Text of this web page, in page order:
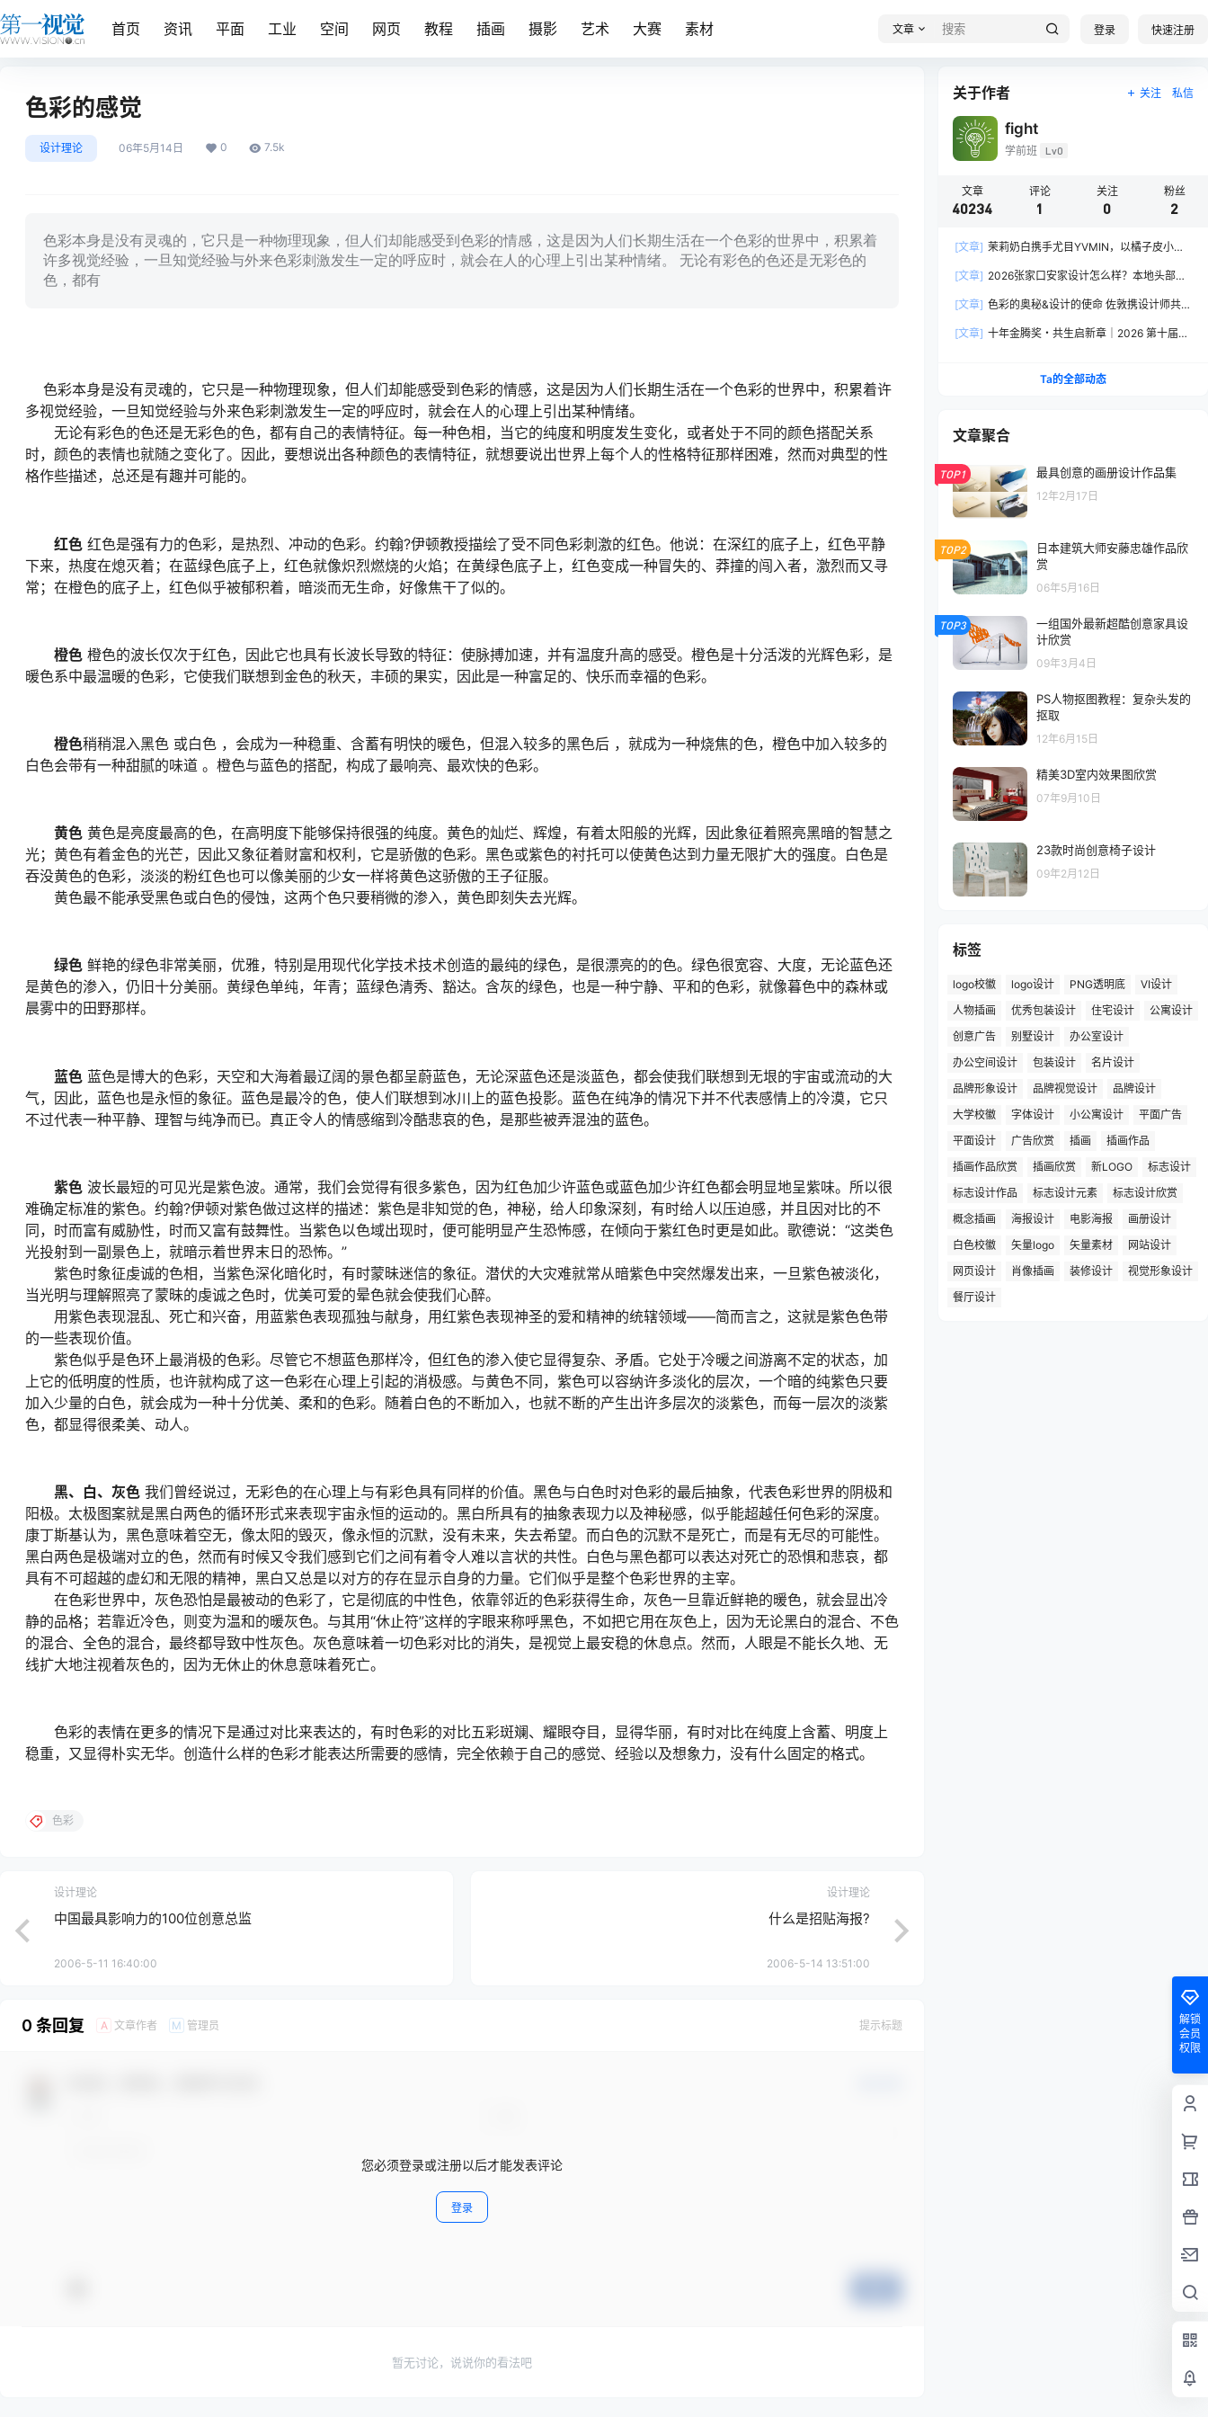
首页 资讯 平面 工业 空间 网页 教程 插画 摄影 艺术 大赛 素材 文章 登录 快速注册
色彩的感觉
设计理论 06年5月14日 0 7.5k
色彩本身是没有灵魂的，它只是一种物理现象，但人们却能感受到色彩的情感，这是因为人们长期生活在一个色彩的世界中，积累着
许多视觉经验，一旦知觉经验与外来色彩刺激发生一定的呼应时，就会在人的心理上引出某种情绪。 无论有彩色的色还是无彩色的
色，都有
色彩本身是没有灵魂的，它只是一种物理现象，但人们却能感受到色彩的情感，这是因为人们长期生活在一个色彩的世界中，积累着许
多视觉经验，一旦知觉经验与外来色彩刺激发生一定的呼应时，就会在人的心理上引出某种情绪。
无论有彩色的色还是无彩色的色，都有自己的表情特征。每一种色相，当它的纯度和明度发生变化，或者处于不同的颜色搭配关系
时，颜色的表情也就随之变化了。因此，要想说出各种颜色的表情特征，就想要说出世界上每个人的性格特征那样困难，然而对典型的性
格作些描述，总还是有趣并可能的。
红色 红色是强有力的色彩，是热烈、冲动的色彩。约翰?伊顿教授描绘了受不同色彩刺激的红色。他说：在深红的底子上，红色平静
下来，热度在熄灭着；在蓝绿色底子上，红色就像炽烈燃烧的火焰；在黄绿色底子上，红色变成一种冒失的、莽撞的闯入者，激烈而又寻
常；在橙色的底子上，红色似乎被郁积着，暗淡而无生命，好像焦干了似的。
橙色 橙色的波长仅次于红色，因此它也具有长波长导致的特征：使脉搏加速，并有温度升高的感受。橙色是十分活泼的光辉色彩，是
暖色系中最温暖的色彩，它使我们联想到金色的秋天，丰硕的果实，因此是一种富足的、快乐而幸福的色彩。
橙色稍稍混入黑色 或白色 ，会成为一种稳重、含蓄有明快的暖色，但混入较多的黑色后 ，就成为一种烧焦的色，橙色中加入较多的
白色会带有一种甜腻的味道 。橙色与蓝色的搭配，构成了最响亮、最欢快的色彩。
黄色 黄色是亮度最高的色，在高明度下能够保持很强的纯度。黄色的灿烂、辉煌，有着太阳般的光辉，因此象征着照亮黑暗的智慧之
光；黄色有着金色的光芒，因此又象征着财富和权利，它是骄傲的色彩。黑色或紫色的衬托可以使黄色达到力量无限扩大的强度。白色是
吞没黄色的色彩，淡淡的粉红色也可以像美丽的少女一样将黄色这骄傲的王子征服。
黄色最不能承受黑色或白色的侵蚀，这两个色只要稍微的渗入，黄色即刻失去光辉。
绿色 鲜艳的绿色非常美丽，优雅，特别是用现代化学技术技术创造的最纯的绿色，是很漂亮的的色。绿色很宽容、大度，无论蓝色还
是黄色的渗入，仍旧十分美丽。黄绿色单纯，年青；蓝绿色清秀、豁达。含灰的绿色，也是一种宁静、平和的色彩，就像暮色中的森林或
晨雾中的田野那样。
蓝色 蓝色是博大的色彩，天空和大海着最辽阔的景色都呈蔚蓝色，无论深蓝色还是淡蓝色，都会使我们联想到无垠的宇宙或流动的大
气，因此，蓝色也是永恒的象征。蓝色是最冷的色，使人们联想到冰川上的蓝色投影。蓝色在纯净的情况下并不代表感情上的冷漠，它只
不过代表一种平静、理智与纯净而已。真正令人的情感缩到冷酷悲哀的色，是那些被弄混浊的蓝色。
紫色 波长最短的可见光是紫色波。通常，我们会觉得有很多紫色，因为红色加少许蓝色或蓝色加少许红色都会明显地呈紫味。所以很
难确定标准的紫色。约翰?伊顿对紫色做过这样的描述：紫色是非知觉的色，神秘，给人印象深刻，有时给人以压迫感，并且因对比的不
同，时而富有威胁性，时而又富有鼓舞性。当紫色以色域出现时，便可能明显产生恐怖感，在倾向于紫红色时更是如此。歌德说：“这类色
光投射到一副景色上，就暗示着世界末日的恐怖。”
紫色时象征虔诚的色相，当紫色深化暗化时，有时蒙昧迷信的象征。潜伏的大灾难就常从暗紫色中突然爆发出来，一旦紫色被淡化，
当光明与理解照亮了蒙昧的虔诚之色时，优美可爱的晕色就会使我们心醉。
用紫色表现混乱、死亡和兴奋，用蓝紫色表现孤独与献身，用红紫色表现神圣的爱和精神的统辖领域――简而言之，这就是紫色色带
的一些表现价值。
紫色似乎是色环上最消极的色彩。尽管它不想蓝色那样冷，但红色的渗入使它显得复杂、矛盾。它处于冷暖之间游离不定的状态，加
上它的低明度的性质，也许就构成了这一色彩在心理上引起的消极感。与黄色不同，紫色可以容纳许多淡化的层次，一个暗的纯紫色只要
加入少量的白色，就会成为一种十分优美、柔和的色彩。随着白色的不断加入，也就不断的产生出许多层次的淡紫色，而每一层次的淡紫
色，都显得很柔美、动人。
黑、白、灰色 我们曾经说过，无彩色的在心理上与有彩色具有同样的价值。黑色与白色时对色彩的最后抽象，代表色彩世界的阴极和
阳极。太极图案就是黑白两色的循环形式来表现宇宙永恒的运动的。黑白所具有的抽象表现力以及神秘感，似乎能超越任何色彩的深度。
康丁斯基认为，黑色意味着空无，像太阳的毁灭，像永恒的沉默，没有未来，失去希望。而白色的沉默不是死亡，而是有无尽的可能性。
黑白两色是极端对立的色，然而有时候又令我们感到它们之间有着令人难以言状的共性。白色与黑色都可以表达对死亡的恐惧和悲哀，都
具有不可超越的虚幻和无限的精神，黑白又总是以对方的存在显示自身的力量。它们似乎是整个色彩世界的主宰。
在色彩世界中，灰色恐怕是最被动的色彩了，它是彻底的中性色，依靠邻近的色彩获得生命，灰色一旦靠近鲜艳的暖色，就会显出冷
静的品格；若靠近冷色，则变为温和的暖灰色。与其用“休止符”这样的字眼来称呼黑色，不如把它用在灰色上，因为无论黑白的混合、不色
的混合、全色的混合，最终都导致中性灰色。灰色意味着一切色彩对比的消失，是视觉上最安稳的休息点。然而，人眼是不能长久地、无
线扩大地注视着灰色的，因为无休止的休息意味着死亡。
色彩的表情在更多的情况下是通过对比来表达的，有时色彩的对比五彩斑斓、耀眼夺目，显得华丽，有时对比在纯度上含蓄、明度上
稳重，又显得朴实无华。创造什么样的色彩才能表达所需要的感情，完全依赖于自己的感觉、经验以及想象力，没有什么固定的格式。
色彩
设计理论
中国最具影响力的100位创意总监
2006-5-11 16:40:00
设计理论
什么是招贴海报?
2006-5-14 13:51:00
0 条回复 A 文章作者 M 管理员 提示标题
您必须登录或注册以后才能发表评论
登录
暂无讨论，说说你的看法吧
关于作者 关注 私信
fight
学前班 Lv0
文章
40234
评论
1
关注
0
粉丝
2
[文章] 茉莉奶白携手尤目YVMIN，以橘子皮小熊
[文章] 2026张家口安家设计怎么样？本地头部全
[文章] 色彩的奥秘&设计的使命 佐敦携设计师共探
[文章] 十年金腾奖・共生启新章｜2026 第十届金
Ta的全部动态
文章聚合
TOP1 最具创意的画册设计作品集
12年2月17日
TOP2
日本建筑大师安藤忠雄作品欣
赏
06年5月16日
TOP3
一组国外最新超酷创意家具设
计欣赏
09年3月4日
PS人物抠图教程：复杂头发的
抠取
12年6月15日
精美3D室内效果图欣赏
07年9月10日
23款时尚创意椅子设计
09年2月12日
标签
logo校徽 logo设计 PNG透明底
VI设计
人物插画
优秀包装设计 住宅设计
公寓设计
创意广告
别墅设计
办公室设计
办公空间设计
包装设计
名片设计
品牌形象设计
品牌视觉设计
品牌设计
大学校徽
字体设计 小公寓设计
平面广告
平面设计
广告欣赏 插画
插画作品
插画作品欣赏
插画欣赏 新LOGO
标志设计
标志设计作品
标志设计元素
标志设计欣赏
概念插画
海报设计 电影海报
画册设计
白色校徽
矢量logo 矢量素材
网站设计
网页设计
肖像插画 装修设计
视觉形象设计
餐厅设计
解锁
会员
权限